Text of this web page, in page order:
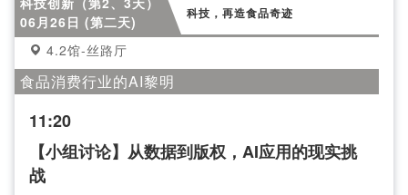
06月26日 (第二天)
科技，再造食品奇迹
4.2馆-丝路厅
食品消费行业的AI黎明
11:20
【小组讨论】从数据到版权，AI应用的现实挑
战